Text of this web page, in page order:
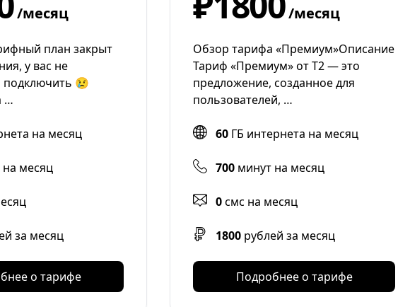
/месяц
план закрыт
у вас не
подключить 😢
…
на месяц
месяц
за месяц
о тарифе
/месяц
Обзор тарифа «Премиум»Описание
Тариф «Премиум» от Т2 — это
предложение, созданное для
пользователей, …
60 ГБ интернета на месяц
700 минут на месяц
0смс на месяц
1800 рублей за месяц
Подробнее о тарифе